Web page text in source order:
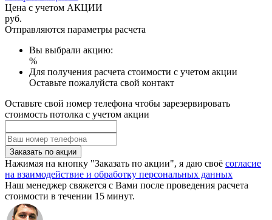
Цена с учетом АКЦИИ
руб.
Отправляются параметры расчета
Вы выбрали акцию:
%
Для получения расчета стоимости с учетом акции
Оставьте пожалуйста свой контакт
Оставьте свой номер телефона чтобы зарезервировать
стоимость потолка с учетом акции
Заказать по акции
Нажимая на кнопку "Заказать по акции", я даю своё согласие
на взаимодействие и обработку персональных данных
Наш менеджер свяжется с Вами после проведения расчета
стоимости в течении 15 минут.